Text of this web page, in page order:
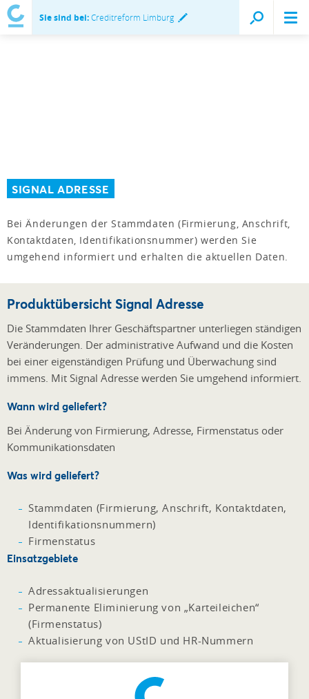
Sie sind bei:Creditreform Limburg
SIGNAL ADRESSE
Bei Änderungen der Stammdaten (Firmierung, Anschrift,
Kontaktdaten, Identifikationsnummer) werden Sie
umgehend informiert und erhalten die aktuellen Daten.
Produktübersicht Signal Adresse
Die Stammdaten Ihrer Geschäftspartner unterliegen ständigen
Veränderungen. Der administrative Aufwand und die Kosten
bei einer eigenständigen Prüfung und Überwachung sind
immens. Mit Signal Adresse werden Sie umgehend informiert.
Wann wird geliefert?
Bei Änderung von Firmierung, Adresse, Firmenstatus oder
Kommunikationsdaten
Was wird geliefert?
Stammdaten (Firmierung, Anschrift, Kontaktdaten,
Identifikationsnummern)
Firmenstatus
Einsatzgebiete
Adressaktualisierungen
Permanente Eliminierung von „Karteileichen“
(Firmenstatus)
Aktualisierung von UStID und HR-Nummern